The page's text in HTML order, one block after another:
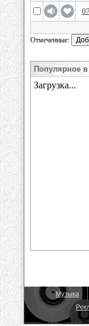
Отмеченные:
Популярное в
Музыка